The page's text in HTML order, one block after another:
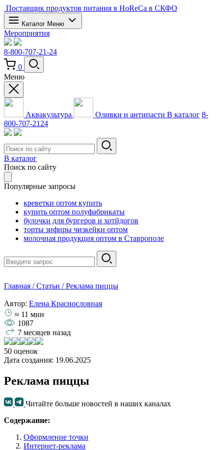
Поставщик продуктов питания в HoReCa в СКФО
Каталог Меню
Мероприятия
8-800-707-21-24
0
Меню
Аквакультура Оливки и антипасти В каталог 8-
800-707-2124
В каталог
Поиск по сайту
Популярные запросы
креветки оптом купить
купить оптом полуфабрикаты
булочки для бургеров и хотйдогов
торты зифиры чизкейки оптом
молочная продукция оптом в Ставрополе
Главная /Статьи /Реклама пиццы
Автор: Елена Краснословная
≈ 11 мин
1087
7 месяцев назад
50 оценок
Дата создания: 19.06.2025
Реклама пиццы
Читайте больше новостей в наших каналах
Содержание:
Оформление точки
Интернет-реклама